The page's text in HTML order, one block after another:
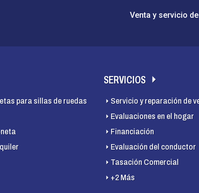
Venta y servicio
para sillas de ruedas
SERVICIOS
Servicio y reparación de
Evaluaciones en el hogar
Financiación
Evaluación del conductor
Tasación Comercial
+2 Más